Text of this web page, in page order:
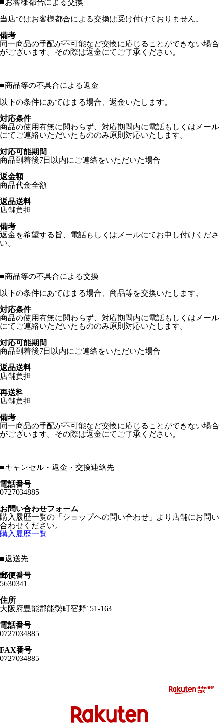
■お客様都合による交換
当店ではお客様都合による交換は受け付けておりません。
備考
同一商品の手配が不可能など交換に応じることができない場合
がございます。その際は返金にてご了承ください。
■商品等の不具合による返金
以下の条件にあてはまる場合、返金いたします。
対応条件
商品の使用有無に関わらず、対応期間内に電話もしくはメール
にてご連絡いただいたもののみ原則対応いたします。
対応可能期間
商品到着後7日以内にご連絡をいただいた場合
返金額
商品代金全額
返品送料
店舗負担
備考
返金を希望する旨、電話もしくはメールにてお申し付けくださ
い。
■商品等の不具合による交換
以下の条件にあてはまる場合、商品等を交換いたします。
対応条件
商品の使用有無に関わらず、対応期間内に電話もしくはメール
にてご連絡いただいたもののみ原則対応いたします。
対応可能期間
商品到着後7日以内にご連絡をいただいた場合
返品送料
店舗負担
再送料
店舗負担
備考
同一商品の手配が不可能など交換に応じることができない場合
がございます。その際は返金にてご了承ください。
■キャンセル・返金・交換連絡先
電話番号
0727034885
お問い合わせフォーム
購入履歴一覧の「ショップヘの問い合わせ」より店舗にお問い
合わせください。
購入履歴一覧
■返送先
郵便番号
5630341
住所
大阪府豊能郡能勢町宿野151-163
電話番号
0727034885
FAX番号
0727034885